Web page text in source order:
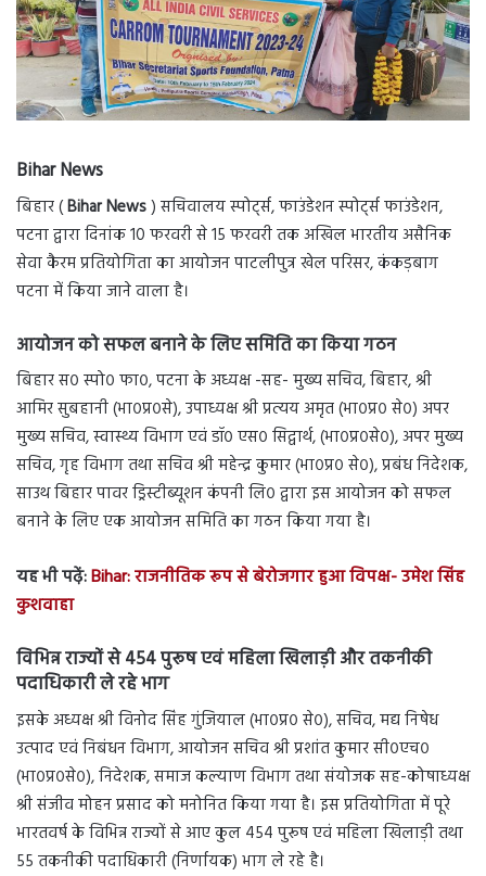
Bihar News
बिहार (Bihar News) सचिवालय स्पोर्ट्स, फाउंडेशन स्पोर्ट्स फाउंडेशन,
पटना द्वारा दिनांक 10 फरवरी से 15 फरवरी तक अखिल भारतीय असैनिक
सेवा कैरम प्रतियोगिता का आयोजन पाटलीपुत्र खेल परिसर, कंकड़बाग
पटना में किया जाने वाला है।
आयोजन को सफल बनाने के लिए समिति का किया गठन
बिहार स० स्पो० फा०, पटना के अध्यक्ष -सह- मुख्य सचिव, बिहार, श्री
आमिर सुबहानी (भा०प्र०से), उपाध्यक्ष श्री प्रत्यय अमृत (भा०प्र० से०) अपर
मुख्य सचिव, स्वास्थ्य विभाग एवं डॉ० एस० सिद्वार्थ, (भा०प्र०से०), अपर मुख्य
सचिव, गृह विभाग तथा सचिव श्री महेन्द्र कुमार (भा०प्र० से०), प्रबंध निदेशक,
साउथ बिहार पावर ड्रिस्टीब्यूशन कंपनी लि० द्वारा इस आयोजन को सफल
बनाने के लिए एक आयोजन समिति का गठन किया गया है।
यह भी पढ़ें:Bihar: राजनीतिक रूप से बेरोजगार हुआ विपक्ष- उमेश सिंह
कुशवाहा
विभिन्न राज्यों से 454 पुरूष एवं महिला खिलाड़ी और तकनीकी
पदाधिकारी ले रहे भाग
इसके अध्यक्ष श्री विनोद सिंह गुंजियाल (भा०प्र० से०), सचिव, मद्य निषेध
उत्पाद एवं निबंधन विभाग, आयोजन सचिव श्री प्रशांत कुमार सी०एच०
(भा०प्र०से०), निदेशक, समाज कल्याण विभाग तथा संयोजक सह-कोषाध्यक्ष
श्री संजीव मोहन प्रसाद को मनोनित किया गया है। इस प्रतियोगिता में पूरे
भारतवर्ष के विभिन्न राज्यों से आए कुल 454 पुरूष एवं महिला खिलाड़ी तथा
55 तकनीकी पदाधिकारी (निर्णायक) भाग ले रहे है।